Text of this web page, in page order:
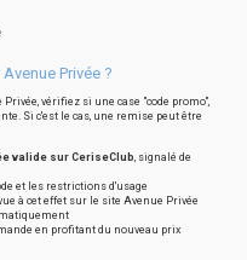
Privée ?
vérifiez si une case "code promo",
Si c'est le cas, une remise peut être
valide sur CeriseClub, signalé de
et les restrictions d'usage
à cet effet sur le site Avenue Privée
en profitant du nouveau prix